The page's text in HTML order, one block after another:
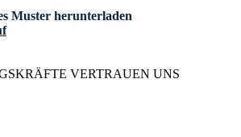
Muster herunterladen
VERTRAUEN UNS